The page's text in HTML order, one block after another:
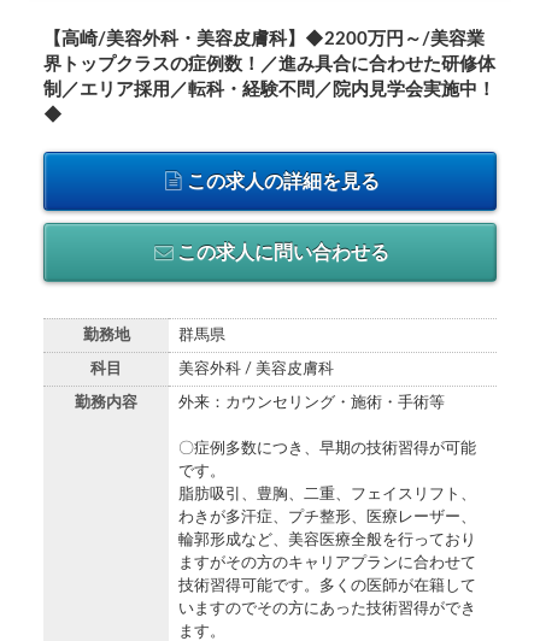
【高崎/美容外科・美容皮膚科】◆2200万円～/美容業
界トップクラスの症例数！／進み具合に合わせた研修体
制／エリア採用／転科・経験不問／院内見学会実施中！
◆
この求人の詳細を見る
この求人に問い合わせる
勤務地 群馬県
科目 美容外科 / 美容皮膚科
勤務内容 外来：カウンセリング・施術・手術等
〇症例多数につき、早期の技術習得が可能
です。
脂肪吸引、豊胸、二重、フェイスリフト、
わきが多汗症、プチ整形、医療レーザー、
輪郭形成など、美容医療全般を行っており
ますがその方のキャリアプランに合わせて
技術習得可能です。多くの医師が在籍して
いますのでその方にあった技術習得ができ
ます。